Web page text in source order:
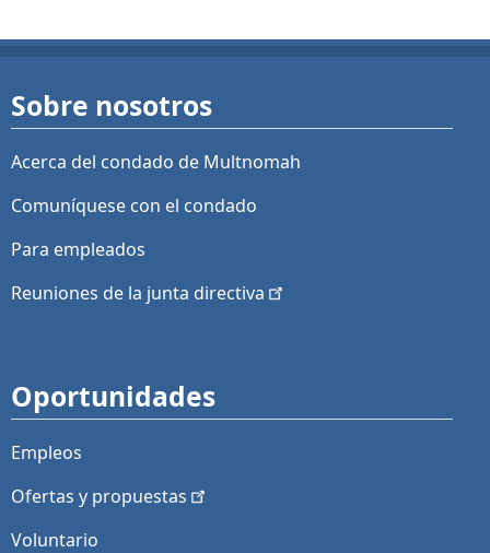
Sobre nosotros
Acerca del condado de Multnomah
Comuníquese con el condado
Para empleados
Reuniones de la junta directiva
Oportunidades
Empleos
Ofertas y propuestas
Voluntario